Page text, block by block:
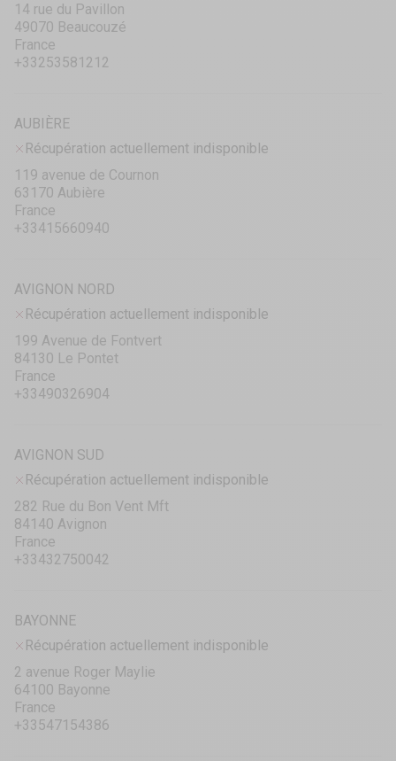
14 rue du Pavillon
49070 Beaucouzé
France
+33253581212
AUBIÈRE
Récupération actuellement indisponible
119 avenue de Cournon
63170 Aubière
France
+33415660940
AVIGNON NORD
Récupération actuellement indisponible
199 Avenue de Fontvert
84130 Le Pontet
France
+33490326904
AVIGNON SUD
Récupération actuellement indisponible
282 Rue du Bon Vent Mft
84140 Avignon
France
+33432750042
BAYONNE
Récupération actuellement indisponible
2 avenue Roger Maylie
64100 Bayonne
France
+33547154386